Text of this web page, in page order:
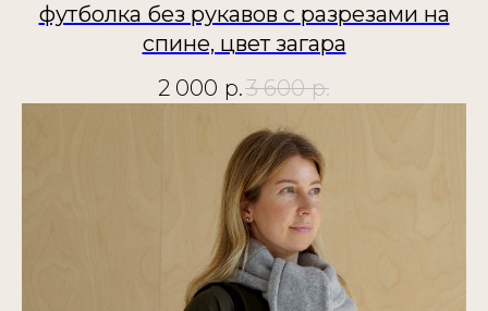
футболка без рукавов с разрезами на
спине, цвет загара
2 000 р.3 600 р.